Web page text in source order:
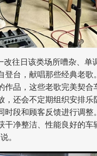
往日该类场所嘈杂、单
登台，献唱那些经典老歌
品，这些老歌完美契合
，还会不定期组织安排乐
段和顾客反馈进行调整
干净整洁、性能良好的车
。